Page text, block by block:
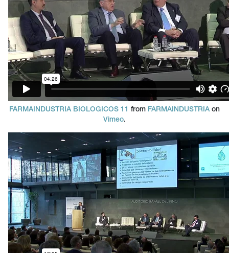
FARMAINDUSTRIA BIOLOGICOS 11 from FARMAINDUSTRIAon
Vimeo.